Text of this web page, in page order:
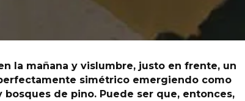
la mañana y vislumbre, justo en frente, un
simétrico emergiendo como
bosques de pino. Puede ser que, entonces,